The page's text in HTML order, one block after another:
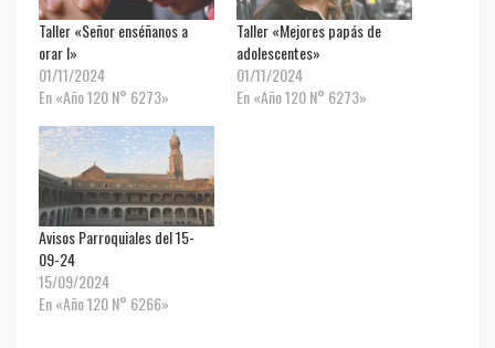
Taller «Señor enséñanos a
orar I»
01/11/2024
En «Año 120 N° 6273»
Taller «Mejores papás de
adolescentes»
01/11/2024
En «Año 120 N° 6273»
Avisos Parroquiales del 15-
09-24
15/09/2024
En «Año 120 N° 6266»